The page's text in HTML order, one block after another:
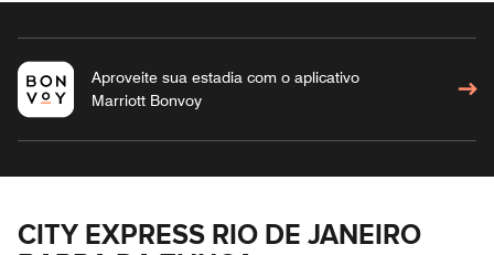
Aproveite sua estadia com o aplicativo
Marriott Bonvoy
CITY EXPRESS RIO DE JANEIRO